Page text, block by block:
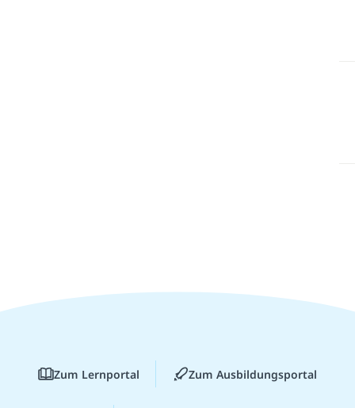
Zum Lernportal Zum Ausbildungsportal